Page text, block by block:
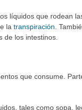
líquidos que rodean
la transpiración .
los intestinos.
que consume.
tales como sopa,